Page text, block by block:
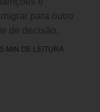
para outro
de decisão.
MIN DE LEITURA